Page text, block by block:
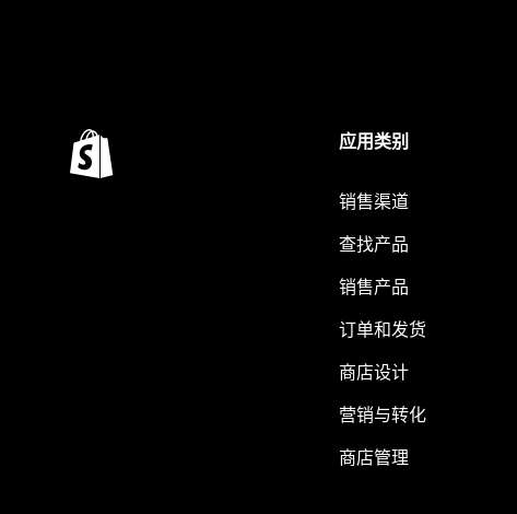
应用类别
销售渠道
查找产品
销售产品
订单和发货
商店设计
营销与转化
商店管理